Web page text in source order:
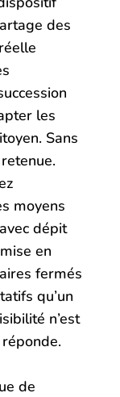
des
les
Sans
moyens
dépit
en
fermés
qu’un
n’est
de